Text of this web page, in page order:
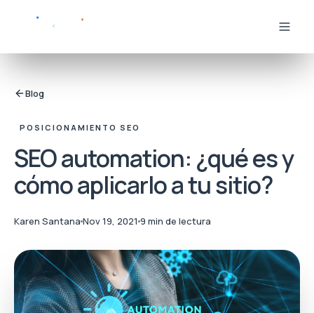
Blog
POSICIONAMIENTO SEO
SEO automation: ¿qué es y
cómo aplicarlo a tu sitio?
Karen Santana Nov 19, 2021 9 min de lectura